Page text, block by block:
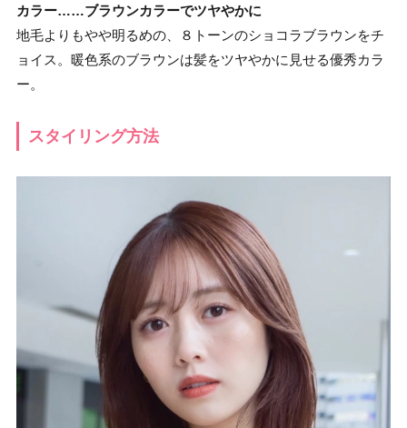
カラー……ブラウンカラーでツヤやかに
地毛よりもやや明るめの、８トーンのショコラブラウンをチ
ョイス。暖色系のブラウンは髪をツヤやかに見せる優秀カラ
ー。
スタイリング方法